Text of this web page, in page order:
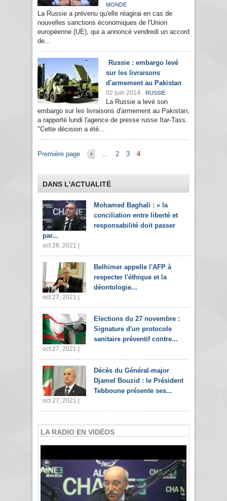
MONDE
La Russie a prévenu qu'elle réagirai en cas de
nouvelles sanctions économiques de l'Union
européenne (UE), qui a annoncé vendredi un accord
de...
Russie : embargo levé
sur les livraisons
d'armement au Pakistan
02 juin 2014 RUSSIE
La Russie a levé son
embargo sur les livraisons d'armement au Pakistan,
a rapporté lundi l'agence de presse russe Itar-Tass.
"Cette décision a été...
Pages
Première page … 2 3 4
DANS L'ACTUALITÉ
Mohamed Baghali : « la
conciliation entre liberté et
responsabilité doit passer
par...
oct 28, 2021 |
Belhimer appelle l'AFP à
respecter l'éthique et la
déontologie...
oct 27, 2021 |
Elections du 27 novembre :
Signature d'un protocole
sanitaire préventif contre...
oct 27, 2021 |
Décès du Général-major
Djamel Bouzid : le Président
Tebboune présente ses...
oct 27, 2021 |
LA RADIO EN VIDÉOS